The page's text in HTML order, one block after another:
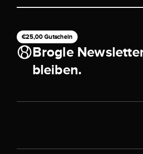
€25,00 Gutschein
Brogle
bleiben.